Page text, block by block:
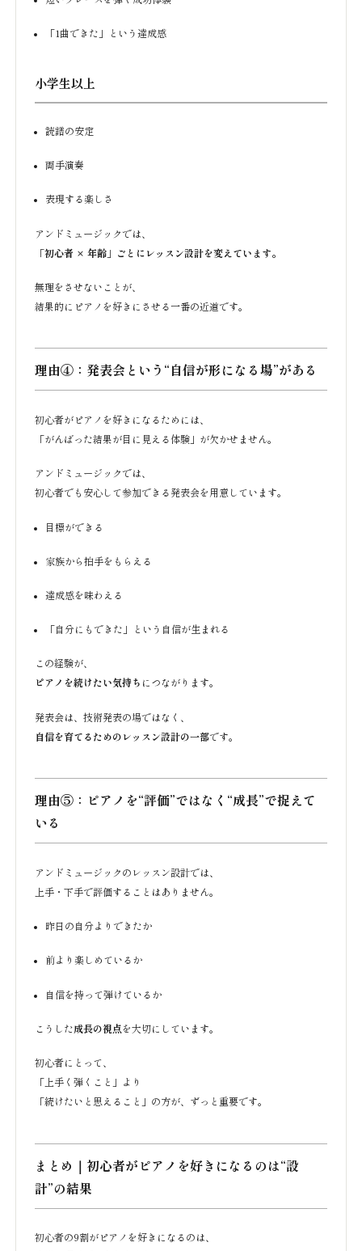
「1曲できた」という達成感
小学生以上
読譜の安定
両手演奏
表現する楽しさ
アンドミュージックでは、
「初心者 × 年齢」ごとにレッスン設計を変えています。
無理をさせないことが、
結果的にピアノを好きにさせる一番の近道です。
理由④：発表会という“自信が形になる場”がある
初心者がピアノを好きになるためには、
「がんばった結果が目に見える体験」が欠かせません。
アンドミュージックでは、
初心者でも安心して参加できる発表会を用意しています。
目標ができる
家族から拍手をもらえる
達成感を味わえる
「自分にもできた」という自信が生まれる
この経験が、
ピアノを続けたい気持ち につながります。
発表会は、技術発表の場ではなく、
自信を育てるためのレッスン設計の一部です。
理由⑤：ピアノを“評価”ではなく“成長”で捉えて
いる
アンドミュージックのレッスン設計では、
上手・下手で評価することはありません。
昨日の自分よりできたか
前より楽しめているか
自信を持って弾けているか
こうした成長の視点を大切にしています。
初心者にとって、
「上手く弾くこと」より
「続けたいと思えること」の方が、ずっと重要です。
まとめ｜初心者がピアノを好きになるのは“設
計”の結果
初心者の9割がピアノを好きになるのは、